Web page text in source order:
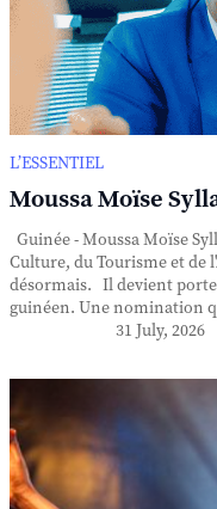
L’ESSENTIEL
Moussa Moïse
Guinée - Moussa Moïse
Culture, du Tourisme et de
désormais. Il devient
guinéen. Une nomination
31 July, 2026